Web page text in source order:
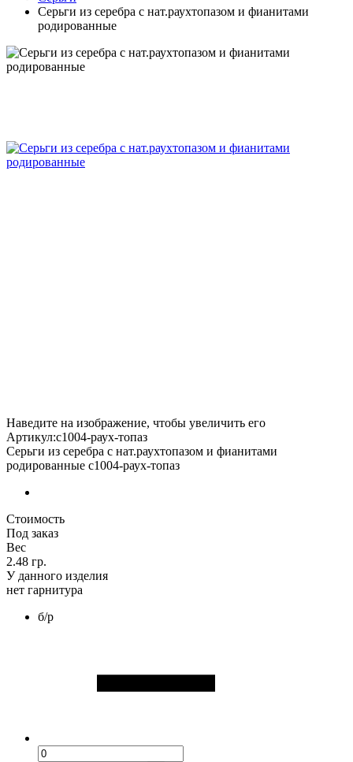
Серьги из серебра с нат.раухтопазом и фианитами
родированные
Наведите на изображение, чтобы увеличить его
Артикул:с1004-раух-топаз
Серьги из серебра с нат.раухтопазом и фианитами
родированные с1004-раух-топаз
Стоимость
Под заказ
Вес
2.48 гр.
У данного изделия
нет гарнитура
б/р